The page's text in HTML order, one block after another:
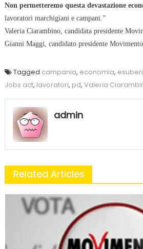
Non permetteremo questa devastazione
lavoratori marchigiani e campani.”
Valeria Ciarambino, candidata presidente
Gianni Maggi, candidato presidente
Tagged campania, economia, esuberi
Jobs act, lavoratori, pd, Valeria
admin
Related Articles